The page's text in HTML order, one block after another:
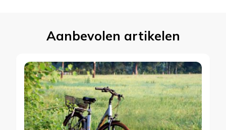
Aanbevolen artikelen